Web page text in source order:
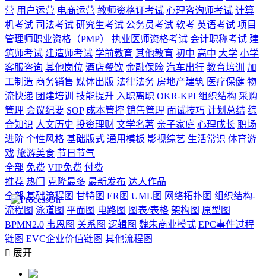
营 用户运营 电商运营 教师资格证考试 心理咨询师考试 计算
机考试 司法考试 研究生考试 公务员考试 软考 英语考试 项目
管理师职业资格（PMP）
执业医师资格考试 会计职称考试 建
筑师考试 建造师考试 学前教育 其他教育 初中 高中 大学 小学
客服咨询 其他岗位 酒店餐饮 金融保险 汽车出行 教育培训
加
工制造 商务销售 媒体出版 法律法务 房地产建筑 医疗保健 物
流快递 团建培训 技能提升 入职离职 OKR-KPI 组织结构 采购
管理 会议纪要 SOP 成本管控 销售管理 面试技巧 计划总结 综
合知识 人文历史 投资理财 文学名著 亲子家庭 心理成长 职场
进阶 个性风格 基础版式 通用模板 影视综艺 生活常识 体育游
戏 旅游美食 节日节气
全部 免费 VIP免费 付费
推荐 热门 克隆最多 最新发布 达人作品
全部 基础流程图 甘特图 ER图 UML图 网络拓扑图 组织结构-
流程图 泳道图 平面图 电路图 图表/表格 架构图 原型图
BPMN2.0 韦恩图 关系图 逻辑图 魏朱商业模式 EPC事件过程
链图 EVC企业价值链图 其他流程图
 展开